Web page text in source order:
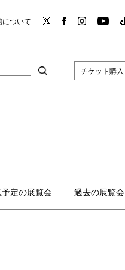
について
チケット購入
予定の展覧会 過去の展覧会